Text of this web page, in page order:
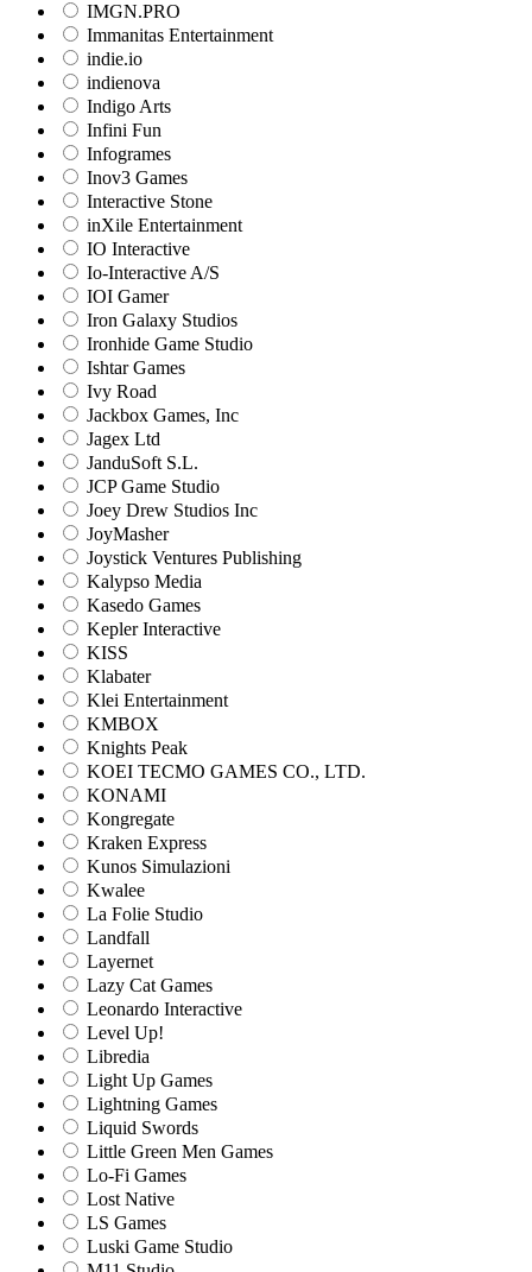
IMGN.PRO
Immanitas Entertainment
indie.io
indienova
Indigo Arts
Infini Fun
Infogrames
Inov3 Games
Interactive Stone
inXile Entertainment
IO Interactive
Io-Interactive A/S
IOI Gamer
Iron Galaxy Studios
Ironhide Game Studio
Ishtar Games
Ivy Road
Jackbox Games, Inc
Jagex Ltd
JanduSoft S.L.
JCP Game Studio
Joey Drew Studios Inc
JoyMasher
Joystick Ventures Publishing
Kalypso Media
Kasedo Games
Kepler Interactive
KISS
Klabater
Klei Entertainment
KMBOX
Knights Peak
KOEI TECMO GAMES CO., LTD.
KONAMI
Kongregate
Kraken Express
Kunos Simulazioni
Kwalee
La Folie Studio
Landfall
Layernet
Lazy Cat Games
Leonardo Interactive
Level Up!
Libredia
Light Up Games
Lightning Games
Liquid Swords
Little Green Men Games
Lo-Fi Games
Lost Native
LS Games
Luski Game Studio